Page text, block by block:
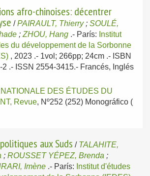
afro-chinoises: décentrer
/PAIRAULT, Thierry; SOULÉ,
; ZHOU, Hang .- París: Institut
du développement de la Sorbonne
, 2023 .- 1vol; 266pp; 24cm .- ISBN
.- ISSN 2554-3415.- Francés, Inglés
DES ÉTUDES DU
Revue, Nº252 (252) Monográfico (
aux Suds / TALAHITE,
; ROUSSET YÉPEZ, Brenda ;
Imène .- París: Institut d'études